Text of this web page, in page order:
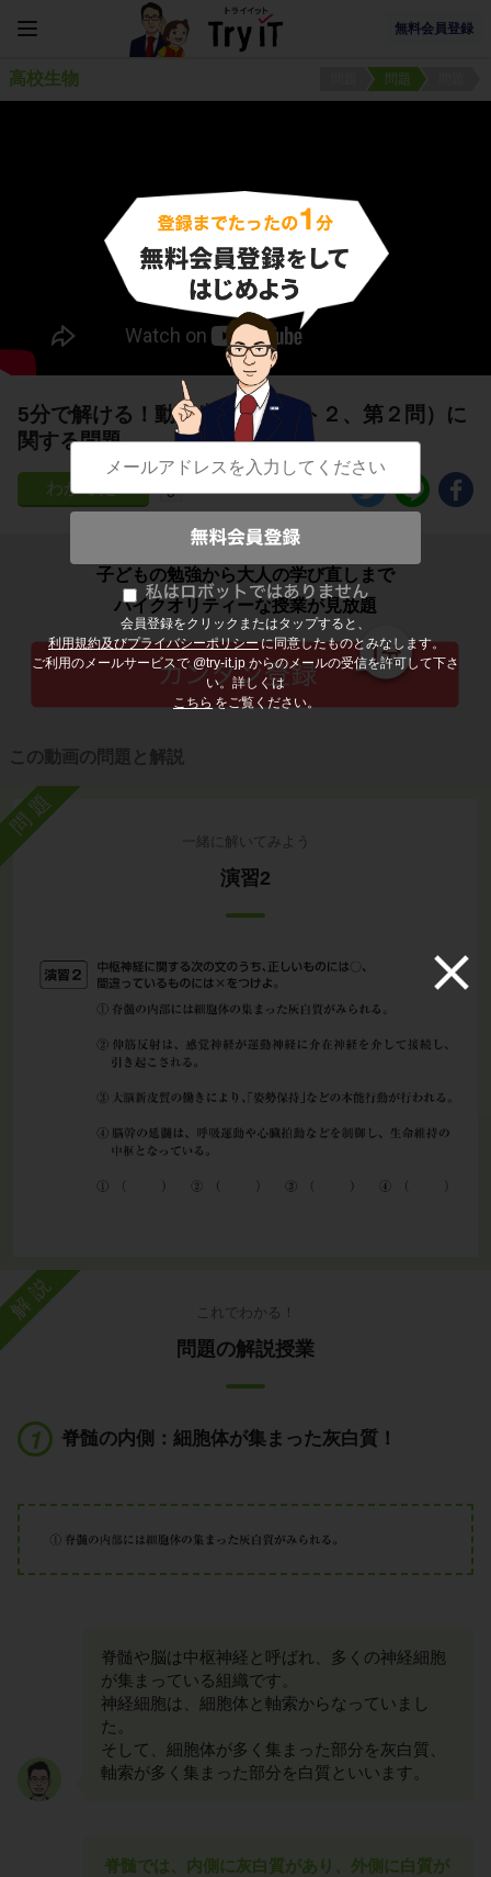
無料会員登録
会員登録をクリックまたはタップすると、
利用規約及びプライバシーポリシーに同意したものとみなします。
ご利用のメールサービスで @try-it.jp からのメールの受信を許可して下さ
い。詳しくは
こちら をご覧ください。
高校生物 問題
5分で解ける！動物生理（テスト２、第２問）に
関する問題
5
子どもの勉強から大人の学び直しまで
ハイクオリティーな授業が見放題
この動画の問題と解説
問題
一緒に解いてみよう
演習2
解説 これでわかる！
問題の解説授業
脊髄の内側：細胞体が集まった灰白質！
脊髄や脳は中枢神経と呼ばれ、多くの神経細胞
が集まっている組織です。
神経細胞は、細胞体と軸索からなっていまし
た。
そして、細胞体が多く集まった部分を灰白質、
軸索が多く集まった部分を白質といいます。
脊髄では、内側に灰白質があり、外側に白質が